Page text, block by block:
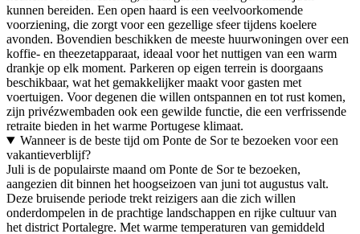
kunnen bereiden. Een open haard is een veelvoorkomende
voorziening, die zorgt voor een gezellige sfeer tijdens koelere
avonden. Bovendien beschikken de meeste huurwoningen over een
koffie- en theezetapparaat, ideaal voor het nuttigen van een warm
drankje op elk moment. Parkeren op eigen terrein is doorgaans
beschikbaar, wat het gemakkelijker maakt voor gasten met
voertuigen. Voor degenen die willen ontspannen en tot rust komen,
zijn privézwembaden ook een gewilde functie, die een verfrissende
retraite bieden in het warme Portugese klimaat.
Wanneer is de beste tijd om Ponte de Sor te bezoeken voor een
vakantieverblijf?
Juli is de populairste maand om Ponte de Sor te bezoeken,
aangezien dit binnen het hoogseizoen van juni tot augustus valt.
Deze bruisende periode trekt reizigers aan die zich willen
onderdompelen in de prachtige landschappen en rijke cultuur van
het district Portalegre. Met warme temperaturen van gemiddeld